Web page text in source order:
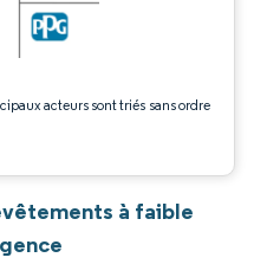
acteurs sont triés sans ordre
à faible